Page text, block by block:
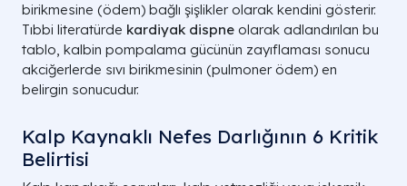
birikmesine (ödem) bağlı şişlikler olarak kendini gösterir.
Tıbbi literatürde kardiyak dispne olarak adlandırılan bu
tablo, kalbin pompalama gücünün zayıflaması sonucu
akciğerlerde sıvı birikmesinin (pulmoner ödem) en
belirgin sonucudur.
Kalp Kaynaklı Nefes Darlığının 6 Kritik
Belirtisi